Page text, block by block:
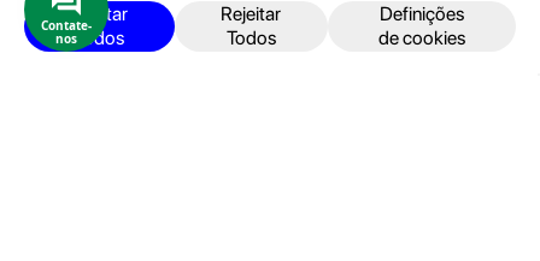
Aceitar
Todos
Rejeitar
Todos
Definições
de cookies
iPhone
iPad
Contate-
nos